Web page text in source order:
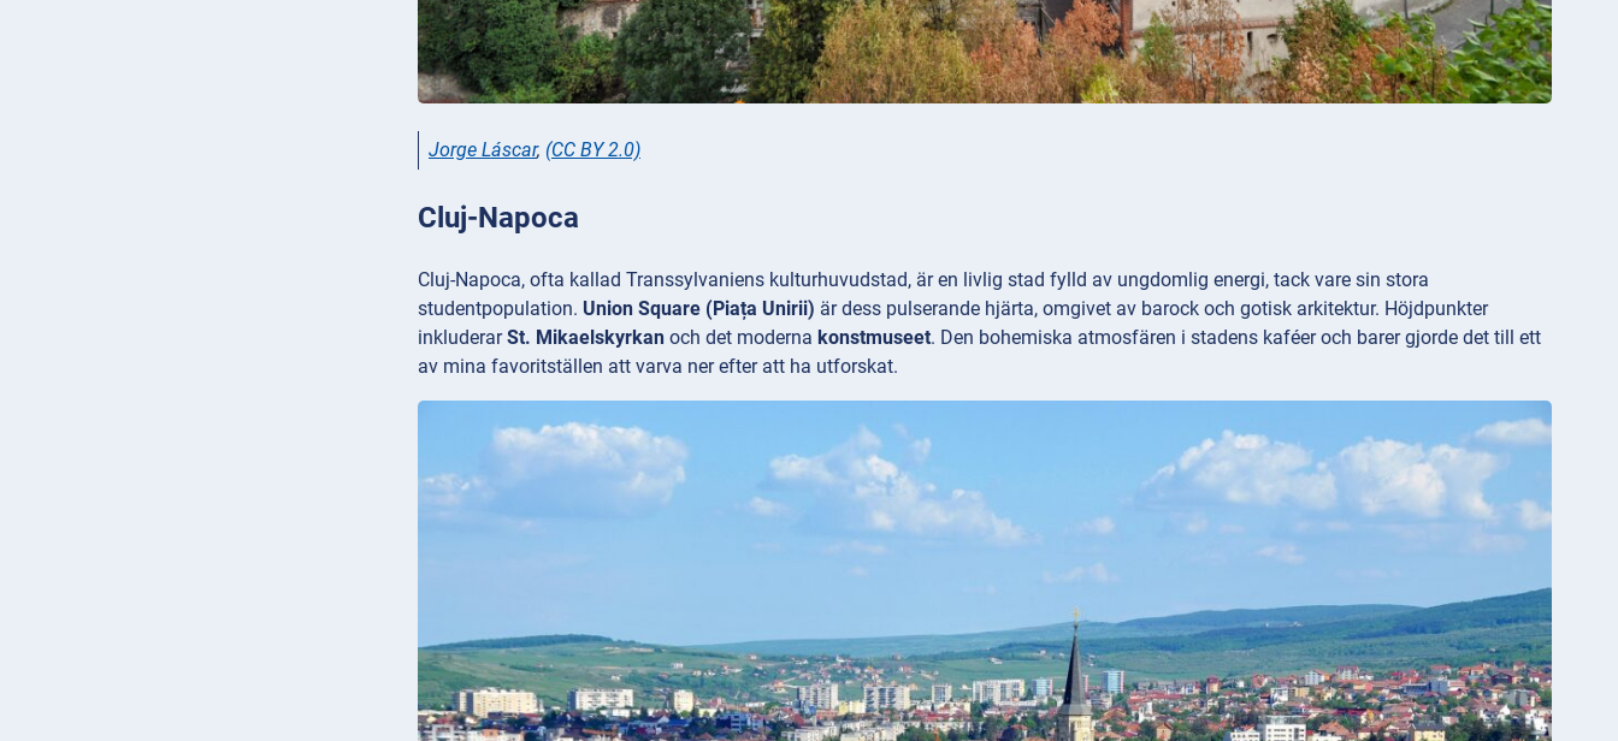
Jorge Láscar, (CC BY 2.0)
Cluj-Napoca
Cluj-Napoca, ofta kallad Transsylvaniens kulturhuvudstad, är en livlig stad fylld av ungdomlig energi, tack vare sin stora
studentpopulation. Union Square (Piața Unirii) är dess pulserande hjärta, omgivet av barock och gotisk arkitektur. Höjdpunkter
inkluderarSt. Mikaelskyrkan och det moderna konstmuseet. Den bohemiska atmosfären i stadens kaféer och barer gjorde det till ett
av mina favoritställen att varva ner efter att ha utforskat.